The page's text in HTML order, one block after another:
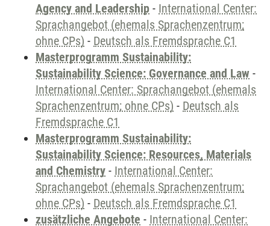
Agency and Leadership - International Center:
Sprachangebot (ehemals Sprachenzentrum;
ohne CPs) - Deutsch als Fremdsprache C1
Masterprogramm Sustainability:
Sustainability Science: Governance and Law -
International Center: Sprachangebot (ehemals
Sprachenzentrum; ohne CPs) - Deutsch als
Fremdsprache C1
Masterprogramm Sustainability:
Sustainability Science: Resources, Materials
and Chemistry - International Center:
Sprachangebot (ehemals Sprachenzentrum;
ohne CPs) - Deutsch als Fremdsprache C1
zusätzliche Angebote - International Center: